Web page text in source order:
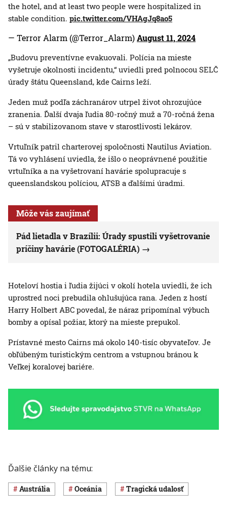
the hotel, and at least two people were hospitalized in
stable condition. pic.twitter.com/VHAgJq8ao5
— Terror Alarm (@Terror_Alarm)August 11, 2024
„Budovu preventívne evakuovali. Polícia na mieste
vyšetruje okolnosti incidentu,“ uviedli pred polnocou SELČ
úrady štátu Queensland, kde Cairns leží.
Jeden muž podľa záchranárov utrpel život ohrozujúce
zranenia. Ďalší dvaja ľudia 80-ročný muž a 70-ročná žena
– sú v stabilizovanom stave v starostlivosti lekárov.
Vrtuľník patril charterovej spoločnosti Nautilus Aviation.
Tá vo vyhlásení uviedla, že išlo o neoprávnené použitie
vrtuľníka a na vyšetrovaní havárie spolupracuje s
queenslandskou políciou, ATSB a ďalšími úradmi.
Môže vás zaujímať
Pád lietadla v Brazílii: Úrady spustili vyšetrovanie
príčiny havárie (FOTOGALÉRIA)
Hoteloví hostia i ľudia žijúci v okolí hotela uviedli, že ich
uprostred noci prebudila ohlušujúca rana. Jeden z hostí
Harry Holbert ABC povedal, že náraz pripomínal výbuch
bomby a opísal požiar, ktorý na mieste prepukol.
Prístavné mesto Cairns má okolo 140-tisíc obyvateľov. Je
obľúbeným turistickým centrom a vstupnou bránou k
Veľkej koralovej bariére.
Ďalšie články na tému:
Austrália Oceánia Tragická udalosť